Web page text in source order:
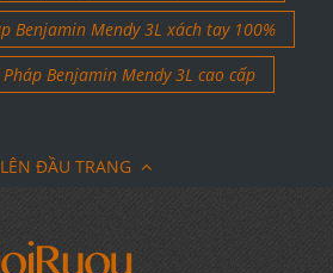
Benjamin Mendy 3L xách tay 100%
Benjamin Mendy 3L cao cấp
LÊN ĐẦU TRANG